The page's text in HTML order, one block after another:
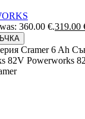
360.00 €.319.00
Cramer 6 Ah
82V Powerworks